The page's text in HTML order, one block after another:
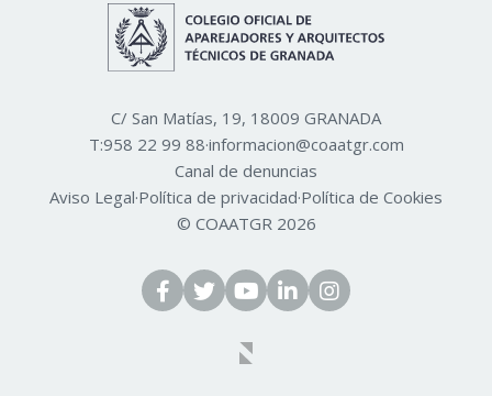
C/ San Matías, 19, 18009 GRANADA
T:958 22 99 88·informacion@coaatgr.com
Canal de denuncias
Aviso Legal·Política de privacidad·Política de Cookies
© COAATGR 2026